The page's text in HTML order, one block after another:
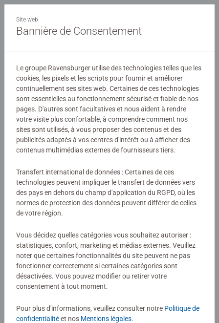
rond inédit et aux illustrations fraîches et tendances
idéale pour un moment de pure détente dans un tourbillon
Les puzzles Circle of Colors sont conçus par des artistes
et offrent un tout nouveau défi, celui d'assembler des
puzzles au format circulaire. Pour les débutants en
matière de puzzles, les professionnels expérimentés ou
tout simplement pour s'évader du quotidien stressant,
chacun trouvera SON Circle of Colors. Les couleurs, qui
sont disposées en suivant les couleurs de l'arc-en-ciel,
motif fini, pièce par pièce, nuance de couleur après
nuance de couleur.
Détails
Numéro d'article:
17171
EAN:
4005556171712
Avertissements et informations du fabricant
Produits similaires
Évaluations (1)
Average rating 5,0 out of 5 stars.
5,0/5
Afficher les évaluations
Consignes d'évaluation
Site web
Bannière de Consentement
Le groupe Ravensburger utilise des technologies telles que les
cookies, les pixels et les scripts pour fournir et améliorer
continuellement ses sites web. Certaines de ces technologies
sont essentielles au fonctionnement sécurisé et fiable de nos
pages. D'autres sont facultatives et nous aident à rendre
votre visite plus confortable, à comprendre comment nos
sites sont utilisés, à vous proposer des contenus et des
publicités adaptés à vos centres d'intérêt ou à afficher des
contenus multimédias externes de fournisseurs tiers.
Transfert international de données : Certaines de ces
technologies peuvent impliquer le transfert de données vers
des pays en dehors du champ d'application du RGPD, où les
normes de protection des données peuvent différer de celles
de votre région.
Vous décidez quelles catégories vous souhaitez autoriser :
statistiques, confort, marketing et médias externes. Veuillez
noter que certaines fonctionnalités du site peuvent ne pas
fonctionner correctement si certaines catégories sont
désactivées. Vous pouvez modifier ou retirer votre
consentement à tout moment.
Pour plus d'informations, veuillez consulter notre Politique de
confidentialitéet nos Mentions légales.